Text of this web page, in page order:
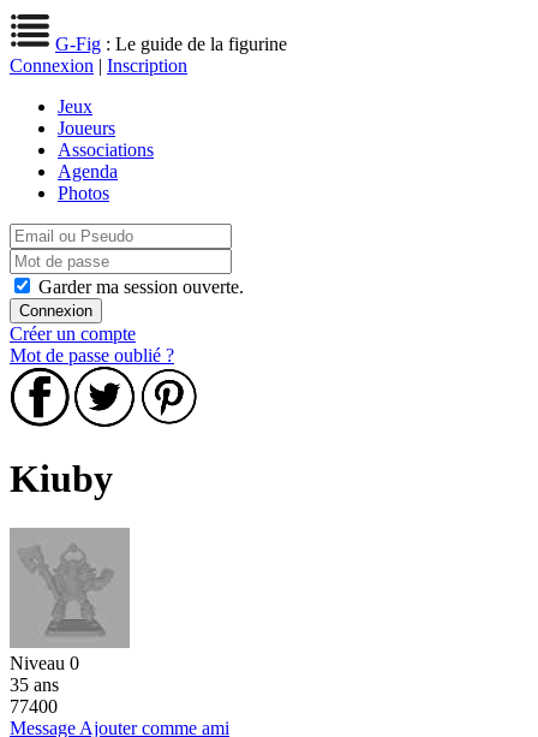
G-Fig : Le guide de la figurine
Connexion | Inscription
Jeux
Joueurs
Associations
Agenda
Photos
Garder ma session ouverte.
Créer un compte
Mot de passe oublié ?
Kiuby
Niveau 0
35 ans
77400
Message Ajouter comme ami